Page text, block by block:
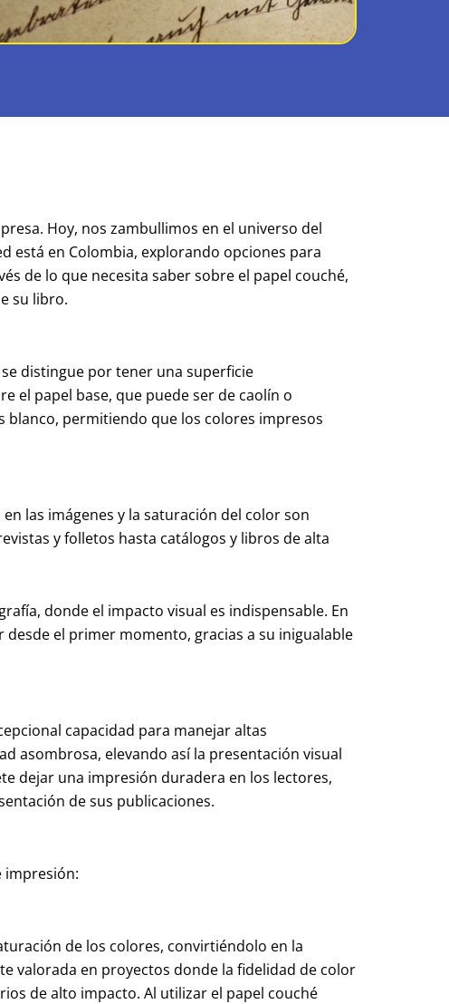
Hoy, nos zambullimos en el universo del
está en Colombia, explorando opciones para
de lo que necesita saber sobre el papel couché,
su libro.
distingue por tener una superficie
el papel base, que puede ser de caolín o
blanco, permitiendo que los colores impresos
las imágenes y la saturación del color son
y folletos hasta catálogos y libros de alta
donde el impacto visual es indispensable. En
el primer momento, gracias a su inigualable
capacidad para manejar altas
asombrosa, elevando así la presentación visual
dejar una impresión duradera en los lectores,
de sus publicaciones.
impresión:
de los colores, convirtiéndolo en la
valorada en proyectos donde la fidelidad de color
de alto impacto. Al utilizar el papel couché